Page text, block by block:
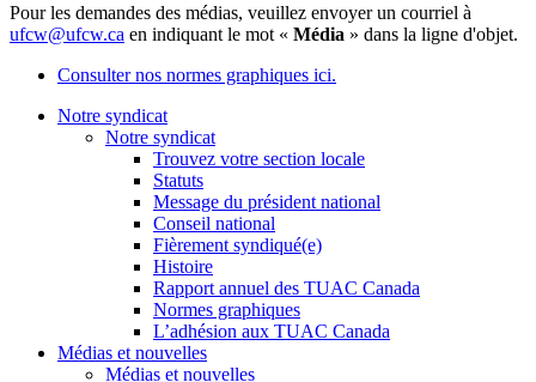
Pour les demandes des médias, veuillez envoyer un courriel à
ufcw@ufcw.ca en indiquant le mot « Média » dans la ligne d'objet.
Consulter nos normes graphiques ici.
Notre syndicat
Notre syndicat
Trouvez votre section locale
Statuts
Message du président national
Conseil national
Fièrement syndiqué(e)
Histoire
Rapport annuel des TUAC Canada
Normes graphiques
L’adhésion aux TUAC Canada
Médias et nouvelles
Médias et nouvelles